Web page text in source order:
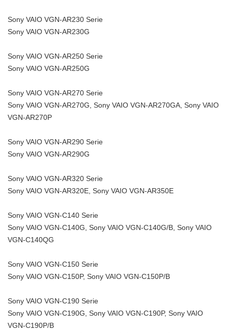
Sony VAIO VGN-AR230 Serie
Sony VAIO VGN-AR230G
Sony VAIO VGN-AR250 Serie
Sony VAIO VGN-AR250G
Sony VAIO VGN-AR270 Serie
Sony VAIO VGN-AR270G, Sony VAIO VGN-AR270GA, Sony VAIO
VGN-AR270P
Sony VAIO VGN-AR290 Serie
Sony VAIO VGN-AR290G
Sony VAIO VGN-AR320 Serie
Sony VAIO VGN-AR320E, Sony VAIO VGN-AR350E
Sony VAIO VGN-C140 Serie
Sony VAIO VGN-C140G, Sony VAIO VGN-C140G/B, Sony VAIO
VGN-C140QG
Sony VAIO VGN-C150 Serie
Sony VAIO VGN-C150P, Sony VAIO VGN-C150P/B
Sony VAIO VGN-C190 Serie
Sony VAIO VGN-C190G, Sony VAIO VGN-C190P, Sony VAIO
VGN-C190P/B